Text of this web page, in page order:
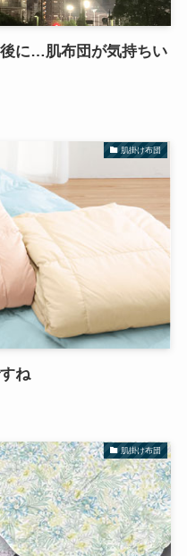
に…肌布団が気持ちい
肌掛け布団
ね
肌掛け布団